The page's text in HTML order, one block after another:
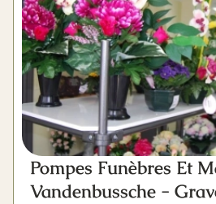
Pompes Funèbres Et
Vandenbussche -